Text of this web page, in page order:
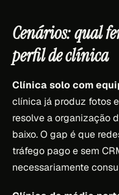
Cenários: qual
perfil de clínica
Clínica solo com
clínica já produz fotos
resolve a organização
baixo. O gap é que
tráfego pago e sem
necessariamente